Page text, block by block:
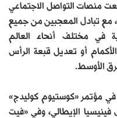
منصات التواصل الاجتماعي
مع تبادل المعجبين من جميع
في مختلف أنحاء العالم
أو تعديل قبعة الرأس
الأوسط.
في مؤتمر «كوستيوم كوليدج»
الإيطالي، وفي «فيت